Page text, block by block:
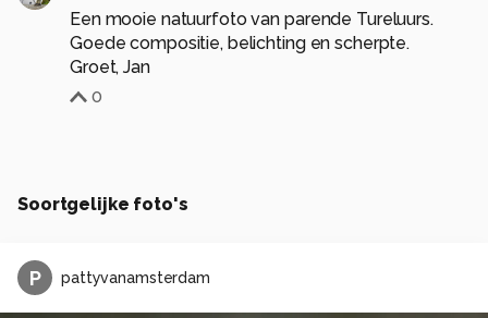
Een mooie natuurfoto van parende Tureluurs.
Goede compositie, belichting en scherpte.
Groet, Jan
0
Soortgelijke foto's
P pattyvanamsterdam